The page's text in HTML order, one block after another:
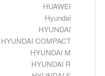
HUAWEI
Hyundai
HYUNDAI
HYUNDAI COMPACT
HYUNDAI M
HYUNDAI R